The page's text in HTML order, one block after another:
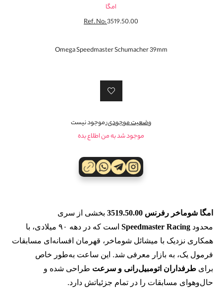
امگا
Ref. No:3519.50.00
Omega Speedmaster Schumacher 39mm
وضعیت موجودی:موجود نیست
امگا شوماخر رفرنس 3519.50.00
بخشی از سری
محدود Speedmaster Racing
است که در دهه ۹۰ میلادی، با
همکاری نزدیک با میشائل شوماخر، قهرمان افسانه‌ای مسابقات
فرمول یک، به بازار معرفی شد. این ساعت به‌طور خاص
برای طرفداران اتومبیل‌رانی و سرعت طراحی شده و
حال‌وهوای مسابقات را در تمام جزئیاتش دارد.